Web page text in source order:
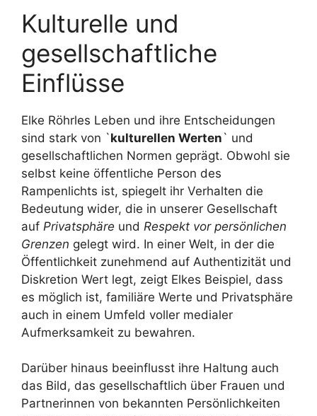
Kulturelle und
gesellschaftliche
Einflüsse
Elke Röhrles Leben und ihre Entscheidungen
sind stark von `kulturellen Werten ` und
gesellschaftlichen Normen geprägt. Obwohl sie
selbst keine öffentliche Person des
Rampenlichts ist, spiegelt ihr Verhalten die
Bedeutung wider, die in unserer Gesellschaft
auf Privatsphäre und Respekt vor persönlichen
Grenzen gelegt wird. In einer Welt, in der die
Öffentlichkeit zunehmend auf Authentizität und
Diskretion Wert legt, zeigt Elkes Beispiel, dass
es möglich ist, familiäre Werte und Privatsphäre
auch in einem Umfeld voller medialer
Aufmerksamkeit zu bewahren.
Darüber hinaus beeinflusst ihre Haltung auch
das Bild, das gesellschaftlich über Frauen und
Partnerinnen von bekannten Persönlichkeiten